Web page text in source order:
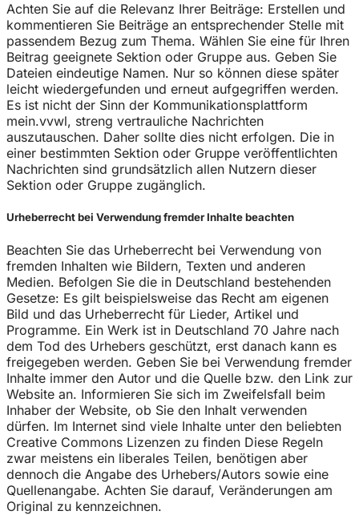
Achten Sie auf die Relevanz Ihrer Beiträge: Erstellen und
kommentieren Sie Beiträge an entsprechender Stelle mit
passendem Bezug zum Thema. Wählen Sie eine für Ihren
Beitrag geeignete Sektion oder Gruppe aus. Geben Sie
Dateien eindeutige Namen. Nur so können diese später
leicht wiedergefunden und erneut aufgegriffen werden.
Es ist nicht der Sinn der Kommunikationsplattform
mein.vvwl, streng vertrauliche Nachrichten
auszutauschen. Daher sollte dies nicht erfolgen. Die in
einer bestimmten Sektion oder Gruppe veröffentlichten
Nachrichten sind grundsätzlich allen Nutzern dieser
Sektion oder Gruppe zugänglich.
Urheberrecht bei Verwendung fremder Inhalte beachten
Beachten Sie das Urheberrecht bei Verwendung von
fremden Inhalten wie Bildern, Texten und anderen
Medien. Befolgen Sie die in Deutschland bestehenden
Gesetze: Es gilt beispielsweise das Recht am eigenen
Bild und das Urheberrecht für Lieder, Artikel und
Programme. Ein Werk ist in Deutschland 70 Jahre nach
dem Tod des Urhebers geschützt, erst danach kann es
freigegeben werden. Geben Sie bei Verwendung fremder
Inhalte immer den Autor und die Quelle bzw. den Link zur
Website an. Informieren Sie sich im Zweifelsfall beim
Inhaber der Website, ob Sie den Inhalt verwenden
dürfen. Im Internet sind viele Inhalte unter den beliebten
Creative Commons Lizenzen zu finden Diese Regeln
zwar meistens ein liberales Teilen, benötigen aber
dennoch die Angabe des Urhebers/Autors sowie eine
Quellenangabe. Achten Sie darauf, Veränderungen am
Original zu kennzeichnen.